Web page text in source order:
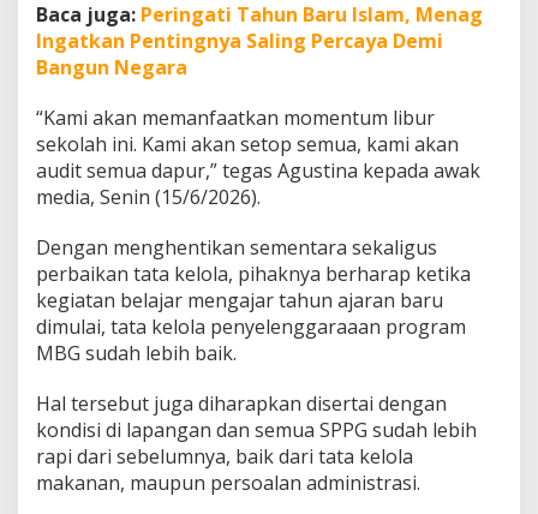
h
i
a
h
u
n
A
a
a
n
Baca juga: Peringati Tahun Baru Islam, Menag
Ingatkan Pentingnya Saling Percaya Demi
Bangun Negara
“Kami akan memanfaatkan momentum libur
sekolah ini. Kami akan setop semua, kami akan
audit semua dapur,” tegas Agustina kepada awak
media, Senin (15/6/2026).
Dengan menghentikan sementara sekaligus
perbaikan tata kelola, pihaknya berharap ketika
kegiatan belajar mengajar tahun ajaran baru
dimulai, tata kelola penyelenggaraaan program
MBG sudah lebih baik.
Hal tersebut juga diharapkan disertai dengan
kondisi di lapangan dan semua SPPG sudah lebih
rapi dari sebelumnya, baik dari tata kelola
makanan, maupun persoalan administrasi.